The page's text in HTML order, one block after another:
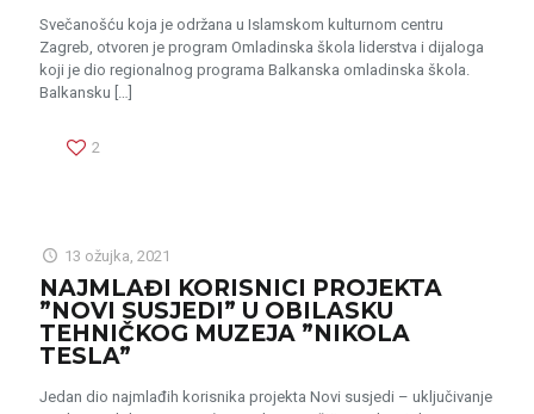
Svečanošću koja je održana u Islamskom kulturnom centru
Zagreb, otvoren je program Omladinska škola liderstva i dijaloga
koji je dio regionalnog programa Balkanska omladinska škola.
Balkansku […]
2
13 ožujka, 2021
NAJMLAĐI KORISNICI PROJEKTA
”NOVI SUSJEDI” U OBILASKU
TEHNIČKOG MUZEJA ”NIKOLA
TESLA”
Jedan dio najmlađih korisnika projekta Novi susjedi – uključivanje